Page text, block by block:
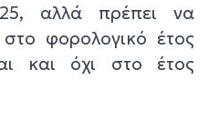
αλλά πρέπει να
φορολογικό έτος
και όχι στο έτος